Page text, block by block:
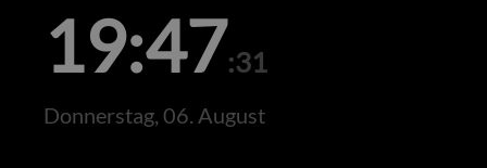
19:47:31
Donnerstag, 06. August